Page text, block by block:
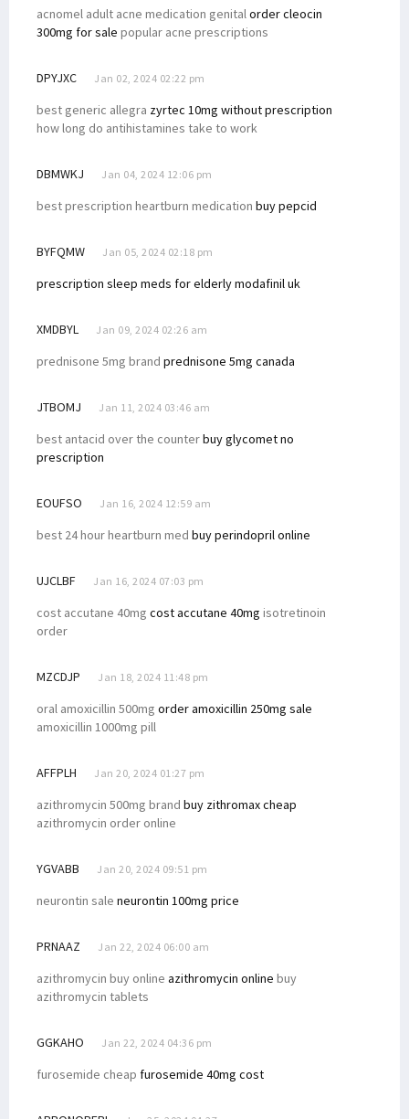
acnomel adult acne medication genitalorder cleocin
300mg for sale popular acne prescriptions
DPYJXC Jan 02, 2024 02:22 pm
best generic allegra zyrtec 10mg without prescription
how long do antihistamines take to work
DBMWKJ Jan 04, 2024 12:06 pm
best prescription heartburn medication buy pepcid
BYFQMW Jan 05, 2024 02:18 pm
prescription sleep meds for elderlymodafinil uk
XMDBYL Jan 09, 2024 02:26 am
prednisone 5mg brand prednisone 5mg canada
JTBOMJ Jan 11, 2024 03:46 am
best antacid over the counterbuy glycomet no
prescription
EOUFSO Jan 16, 2024 12:59 am
best 24 hour heartburn med buy perindopril online
UJCLBF Jan 16, 2024 07:03 pm
cost accutane 40mg cost accutane 40mg isotretinoin
order
MZCDJP Jan 18, 2024 11:48 pm
oral amoxicillin 500mg order amoxicillin 250mg sale
amoxicillin 1000mg pill
AFFPLH Jan 20, 2024 01:27 pm
azithromycin 500mg brand buy zithromax cheap
azithromycin order online
YGVABB Jan 20, 2024 09:51 pm
neurontin sale neurontin 100mg price
PRNAAZ Jan 22, 2024 06:00 am
azithromycin buy online azithromycin online buy
azithromycin tablets
GGKAHO Jan 22, 2024 04:36 pm
furosemide cheap furosemide 40mg cost